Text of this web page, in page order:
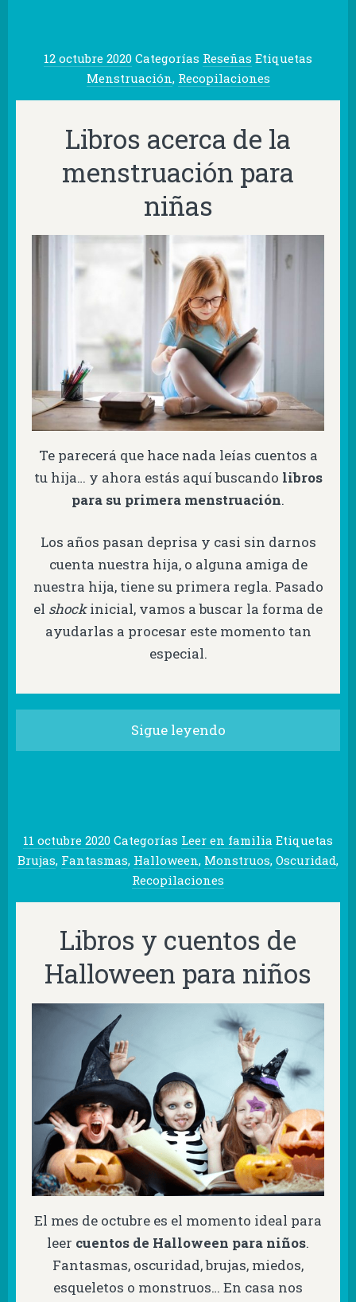
12 octubre 2020 Categorías Reseñas Etiquetas
Menstruación, Recopilaciones
Libros acerca de la
menstruación para
niñas
Te parecerá que hace nada leías cuentos a
tu hija… y ahora estás aquí buscando libros
para su primera menstruación.
Los años pasan deprisa y casi sin darnos
cuenta nuestra hija, o alguna amiga de
nuestra hija, tiene su primera regla. Pasado
el shockinicial, vamos a buscar la forma de
ayudarlas a procesar este momento tan
especial.
Sigue leyendo
11 octubre 2020 Categorías Leer en familia Etiquetas
Brujas, Fantasmas, Halloween, Monstruos, Oscuridad,
Recopilaciones
Libros y cuentos de
Halloween para niños
El mes de octubre es el momento ideal para
leer cuentos de Halloween para niños.
Fantasmas, oscuridad, brujas, miedos,
esqueletos o monstruos… En casa nos